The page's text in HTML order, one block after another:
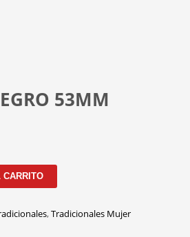
53MM
CARRITO
,Tradicionales Mujer